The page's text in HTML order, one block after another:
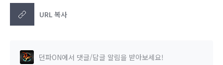
URL 복사
던파ON에서 댓글/답글 알림을 받아보세요!